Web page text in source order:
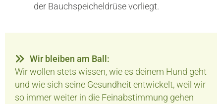
der Bauchspeicheldrüse vorliegt.
Wir bleiben am Ball:
Wir wollen stets wissen, wie es deinem Hund geht
und wie sich seine Gesundheit entwickelt, weil wir
so immer weiter in die Feinabstimmung gehen